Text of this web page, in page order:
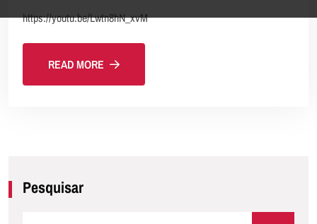
https://youtu.be/Lwtn8hN_xvM
READ MORE
Pesquisar